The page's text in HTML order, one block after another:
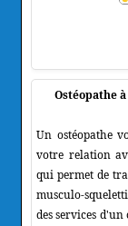
Ostéopathe
Un ostéopathe
votre relation
qui permet de
musculo-
des services